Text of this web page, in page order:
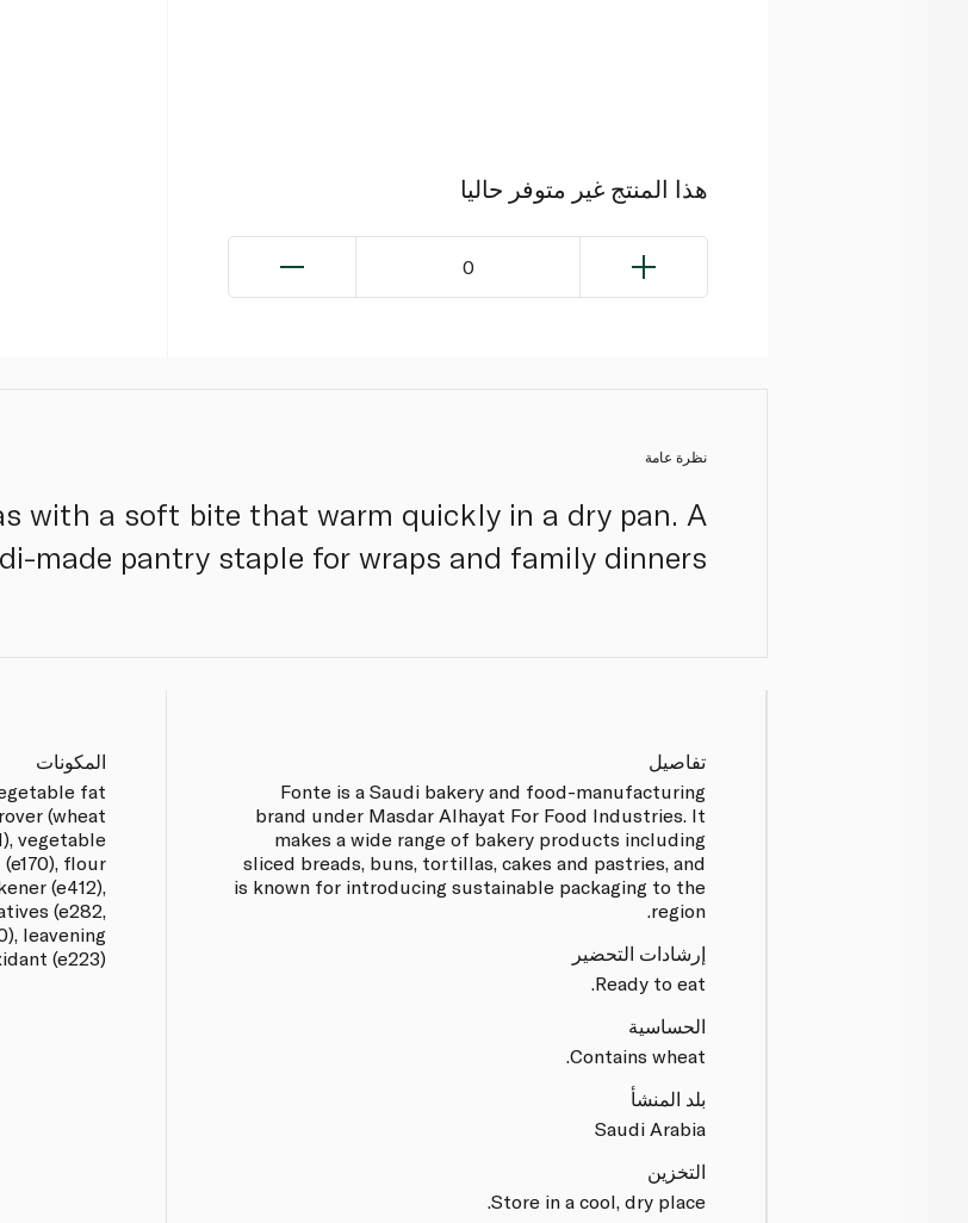
هذا المنتج غير متوفر حاليا
0
نظرة عامة
with a soft bite that warm quickly in a dry pan. A
made pantry staple for wraps and family dinners.
تفاصيل
Fonte is a Saudi bakery and food-manufacturing
brand under Masdar Alhayat For Food Industries. It
makes a wide range of bakery products including
sliced breads, buns, tortillas, cakes and pastries, and
is known for introducing sustainable packaging to the
region.
إرشادات التحضير
Ready to eat.
الحساسية
Contains wheat.
بلد المنشأ
Saudi Arabia
التخزين
Store in a cool, dry place.
المكونات
fat
(wheat
vegetable
flour
(e412),
(e282,
leavening
(e223).